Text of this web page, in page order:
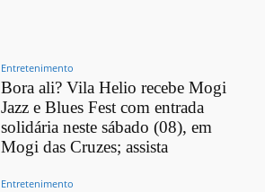
Entretenimento
Bora ali? Vila Helio recebe Mogi
Jazz e Blues Fest com entrada
solidária neste sábado (08), em
Mogi das Cruzes; assista
Entretenimento